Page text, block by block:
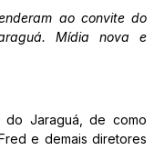
ao convite do
Mídia nova e
do Jaraguá, de como
e demais diretores